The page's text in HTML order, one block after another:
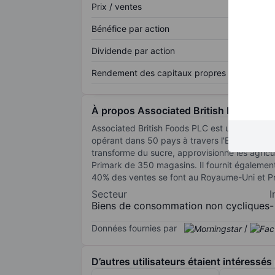
Prix / ventes
Bénéfice par action
Dividende par action
Rendement des capitaux propres
À propos Associated British Foods Plc
Associated British Foods PLC est un
opérant dans 50 pays à travers l'Europe,
transforme du sucre, approvisionne les
Primark de 350 magasins. Il fournit
40% des ventes se font au Royaume-Uni et
Secteur
Biens de consommation non cycliques-
Données fournies par /
D’autres utilisateurs étaient intéressés